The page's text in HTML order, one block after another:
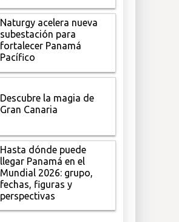
Naturgy acelera nueva
subestación para
fortalecer Panamá
Pacífico
Descubre la magia de
Gran Canaria
Hasta dónde puede
llegar Panamá en el
Mundial 2026: grupo,
fechas, figuras y
perspectivas